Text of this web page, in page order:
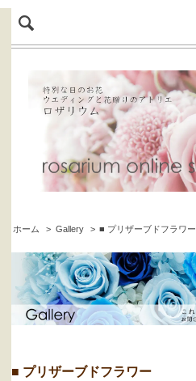
ホーム > Gallery > ■ プリザーブドフラワー
■ プリザーブドフラワー